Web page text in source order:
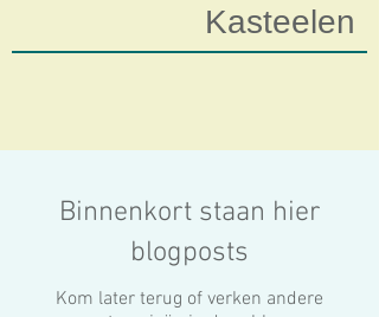
Kasteelen
Binnenkort staan hier
blogposts
Kom later terug of verken andere